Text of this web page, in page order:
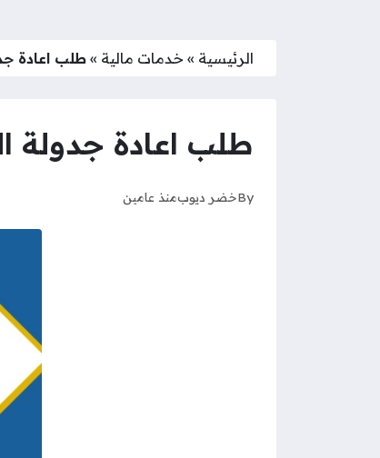
الرئيسية » خدمات مالية »طلب اعادة
طلب اعادة جدولة
Byخضر ديوبمنذ عامين